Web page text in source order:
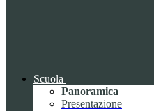
Scuola
Panoramica
Presentazione